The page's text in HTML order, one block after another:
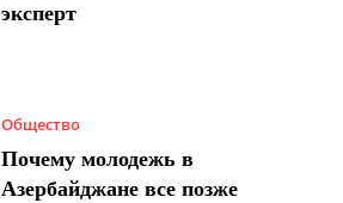
эксперт
Общество
Почему молодежь в
Азербайджане все позже